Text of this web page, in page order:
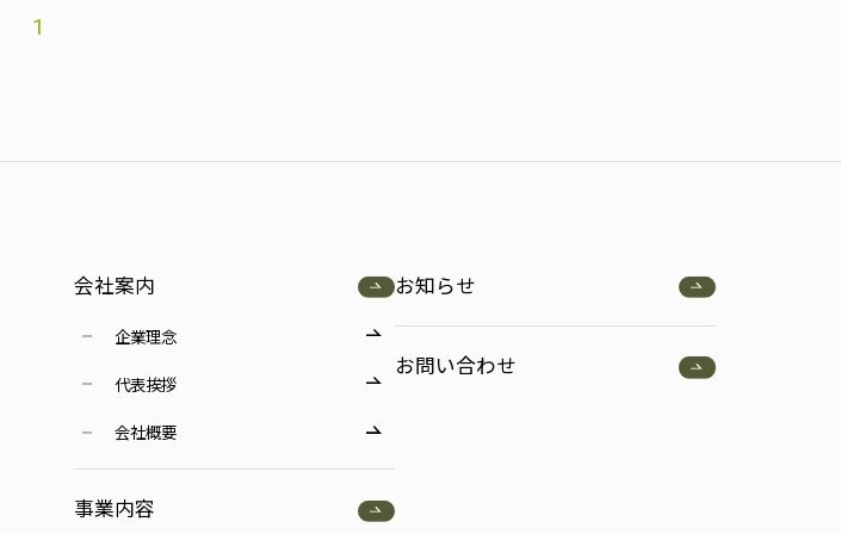
1
会社案内
企業理念
代表挨拶
会社概要
事業内容
お知らせ
お問い合わせ